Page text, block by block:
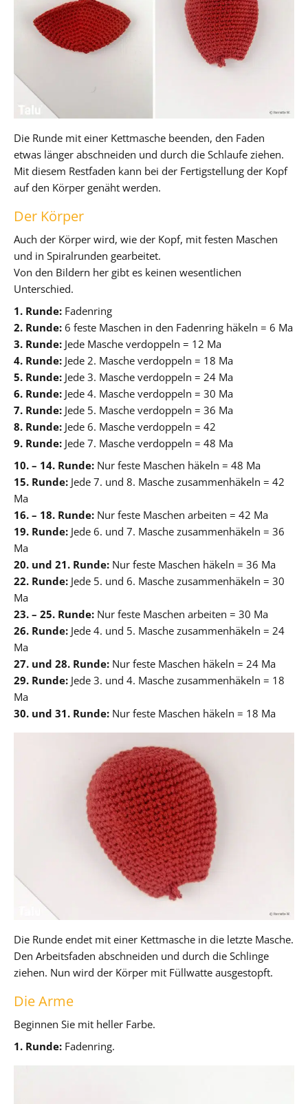
Die Runde mit einer Kettmasche beenden, den Faden
etwas länger abschneiden und durch die Schlaufe ziehen.
Mit diesem Restfaden kann bei der Fertigstellung der Kopf
auf den Körper genäht werden.
Der Körper
Auch der Körper wird, wie der Kopf, mit festen Maschen
und in Spiralrunden gearbeitet.
Von den Bildern her gibt es keinen wesentlichen
Unterschied.
1. Runde: Fadenring
2. Runde: 6 feste Maschen in den Fadenring häkeln = 6 Ma
3. Runde: Jede Masche verdoppeln = 12 Ma
4. Runde: Jede 2. Masche verdoppeln = 18 Ma
5. Runde: Jede 3. Masche verdoppeln = 24 Ma
6. Runde: Jede 4. Masche verdoppeln = 30 Ma
7. Runde: Jede 5. Masche verdoppeln = 36 Ma
8. Runde: Jede 6. Masche verdoppeln = 42
9. Runde: Jede 7. Masche verdoppeln = 48 Ma
10. – 14. Runde: Nur feste Maschen häkeln = 48 Ma
15. Runde: Jede 7. und 8. Masche zusammenhäkeln = 42
Ma
16. – 18. Runde: Nur feste Maschen arbeiten = 42 Ma
19. Runde: Jede 6. und 7. Masche zusammenhäkeln = 36
Ma
20. und 21. Runde: Nur feste Maschen häkeln = 36 Ma
22. Runde: Jede 5. und 6. Masche zusammenhäkeln = 30
Ma
23. – 25. Runde: Nur feste Maschen arbeiten = 30 Ma
26. Runde: Jede 4. und 5. Masche zusammenhäkeln = 24
Ma
27. und 28. Runde: Nur feste Maschen häkeln = 24 Ma
29. Runde: Jede 3. und 4. Masche zusammenhäkeln = 18
Ma
30. und 31. Runde: Nur feste Maschen häkeln = 18 Ma
Die Runde endet mit einer Kettmasche in die letzte Masche.
Den Arbeitsfaden abschneiden und durch die Schlinge
ziehen. Nun wird der Körper mit Füllwatte ausgestopft.
Die Arme
Beginnen Sie mit heller Farbe.
1. Runde: Fadenring.